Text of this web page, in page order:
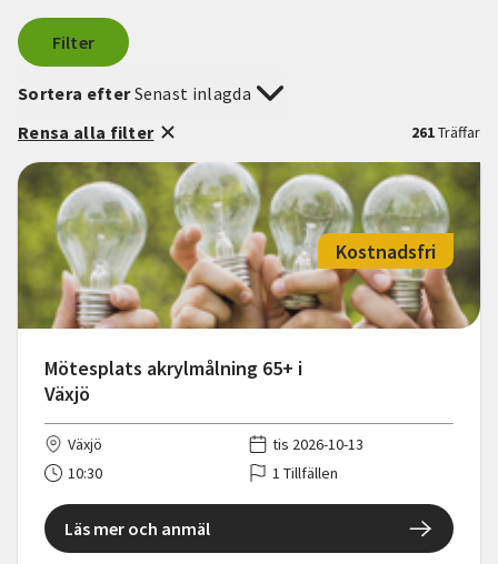
Filter
261Träffar
Sortera efterSenast inlagda
Rensa alla filter
Mötesplats akrylmålning 65+ i
Växjö
Kostnadsfri
Växjö
tis 2026-10-13
10:30
1 Tillfällen
Läs mer och anmäl